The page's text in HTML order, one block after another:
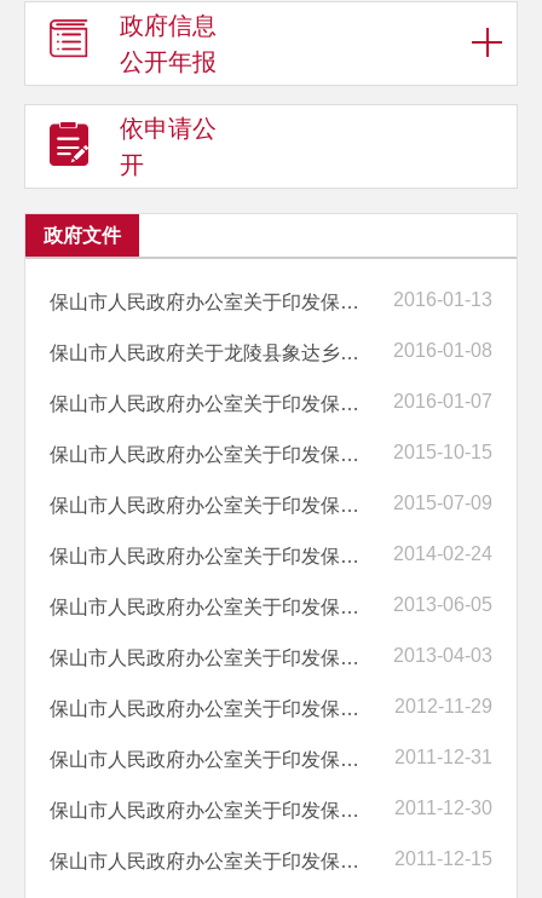
政府信息
公开年报
依申请公
开
政府文件
保山市人民政府办公室关于印发保山市鼓励社会资本投向农业和建设新农村... 2016-01-13
保山市人民政府关于龙陵县象达乡等2个乡撤乡设镇的通知 2016-01-08
保山市人民政府办公室关于印发保山市政府向社会力量购买服务实施意见的通知 2016-01-07
保山市人民政府办公室关于印发保山市农民工工资支付保障办法的通知 2015-10-15
保山市人民政府办公室关于印发保山市市级储备粮管理办法的通知 2015-07-09
保山市人民政府办公室关于印发保山市廉租住房公共租赁住房出租出售收入... 2014-02-24
保山市人民政府办公室关于印发保山市社会共办公共文化服务项目管理办法... 2013-06-05
保山市人民政府办公室关于印发保山市电动自行车管理实施办法的通知 2013-04-03
保山市人民政府办公室关于印发保山市人民政府质量管理奖管理办法的通知 2012-11-29
保山市人民政府办公室关于印发保山市人民防空工程建设管理办法的通知 2011-12-31
保山市人民政府办公室关于印发保山中心城区预拌商品混凝土管理办法（试... 2011-12-30
保山市人民政府办公室关于印发保山小粒咖啡地理标志产品保护管理办法的通知 2011-12-15